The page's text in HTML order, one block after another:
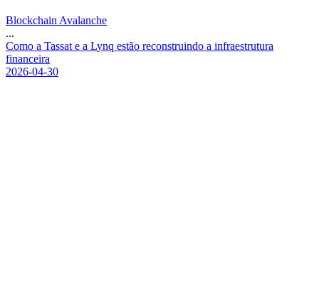
Blockchain Avalanche
...
Como a Tassat e a Lynq estão reconstruindo a infraestrutura
financeira
2026-04-30